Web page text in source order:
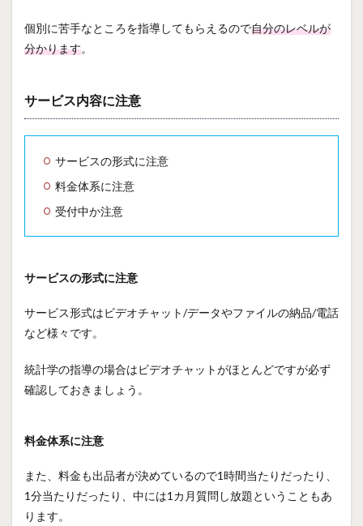
個別に苦手なところを指導してもらえるので自分のレベルが
分かります。
サービス内容に注意
サービスの形式に注意
料金体系に注意
受付中か注意
サービスの形式に注意
サービス形式はビデオチャット/データやファイルの納品/電話
など様々です。
統計学の指導の場合はビデオチャットがほとんどですが必ず
確認しておきましょう。
料金体系に注意
また、料金も出品者が決めているので1時間当たりだったり、
1分当たりだったり、中には1カ月質問し放題ということもあ
ります。